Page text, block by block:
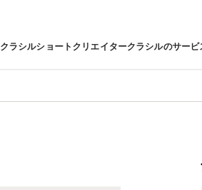
クラシルショートクリエイタークラシルのサービ